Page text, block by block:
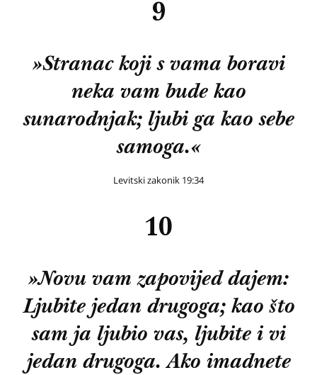
9
»Stranac koji s vama boravi
neka vam bude kao
sunarodnjak; ljubi ga kao sebe
samoga.«
Levitski zakonik 19:34
10
»Novu vam zapovijed dajem:
Ljubite jedan drugoga; kao što
sam ja ljubio vas, ljubite i vi
jedan drugoga. Ako imadnete